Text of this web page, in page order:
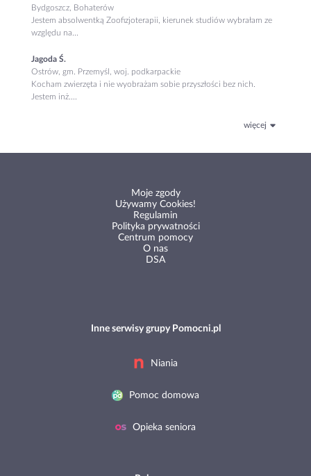
Bydgoszcz, Bohaterów
Jestem absolwentką Zoofizjoterapii, kierunek studiów wybrałam ze
względu na...
Jagoda Ś.
Ostrów, gm. Przemyśl, woj. podkarpackie
Kocham zwierzęta i nie wyobrażam sobie przyszłości bez nich.
Jestem inż....
więcej
Moje zgody
Używamy Cookies!
Regulamin
Polityka prywatności
Centrum pomocy
O nas
DSA
Inne serwisy grupy Pomocni.pl
Niania
Pomoc domowa
Opieka seniora